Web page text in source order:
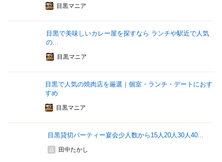
目黒マニア
目黒で美味しいカレー屋を探すなら ランチや駅近で人気
の...
目黒マニア
目黒で人気の焼肉店を厳選｜個室・ランチ・デートにおす
すめ
目黒マニア
目黒貸切パーティー宴会少人数から15人20人30人40...
田中たかし